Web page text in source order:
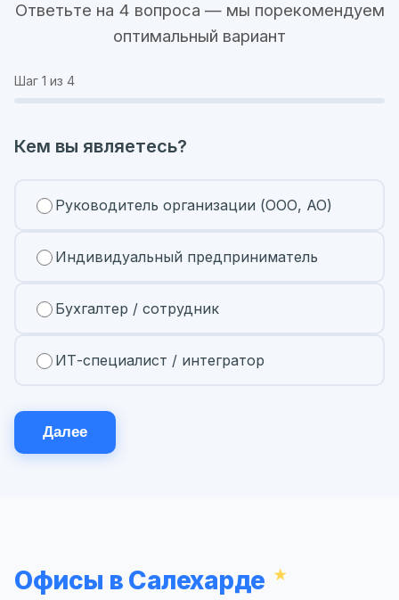
Ответьте на 4 вопроса — мы порекомендуем
оптимальный вариант
Шаг 1 из 4
Кем вы являетесь?
Руководитель организации (ООО, АО)
Индивидуальный предприниматель
Бухгалтер / сотрудник
ИТ-специалист / интегратор
Далее
Офисы в Салехарде